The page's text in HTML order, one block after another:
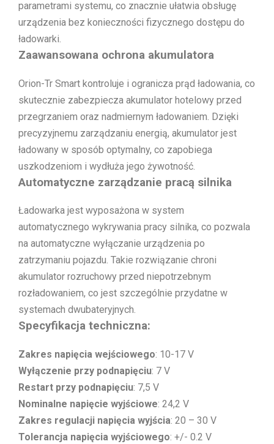
parametrami systemu, co znacznie ułatwia obsługę
urządzenia bez konieczności fizycznego dostępu do
ładowarki.
Zaawansowana ochrona akumulatora
Orion-Tr Smart kontroluje i ogranicza prąd ładowania, co
skutecznie zabezpiecza akumulator hotelowy przed
przegrzaniem oraz nadmiernym ładowaniem. Dzięki
precyzyjnemu zarządzaniu energią, akumulator jest
ładowany w sposób optymalny, co zapobiega
uszkodzeniom i wydłuża jego żywotność.
Automatyczne zarządzanie pracą silnika
Ładowarka jest wyposażona w system
automatycznego wykrywania pracy silnika, co pozwala
na automatyczne wyłączanie urządzenia po
zatrzymaniu pojazdu. Takie rozwiązanie chroni
akumulator rozruchowy przed niepotrzebnym
rozładowaniem, co jest szczególnie przydatne w
systemach dwubateryjnych.
Specyfikacja techniczna:
Zakres napięcia wejściowego: 10-17 V
Wyłączenie przy podnapięciu: 7 V
Restart przy podnapięciu: 7,5 V
Nominalne napięcie wyjściowe: 24,2 V
Zakres regulacji napięcia wyjścia: 20 – 30 V
Tolerancja napięcia wyjściowego: +/- 0.2 V